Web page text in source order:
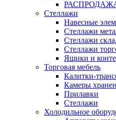
Стеллажи
Навесные
Стеллажи
Стеллажи
Стеллажи
Ящики и
Торговая мебель
Калитки-
Камеры
Прилавки
Стеллажи
Холодильное